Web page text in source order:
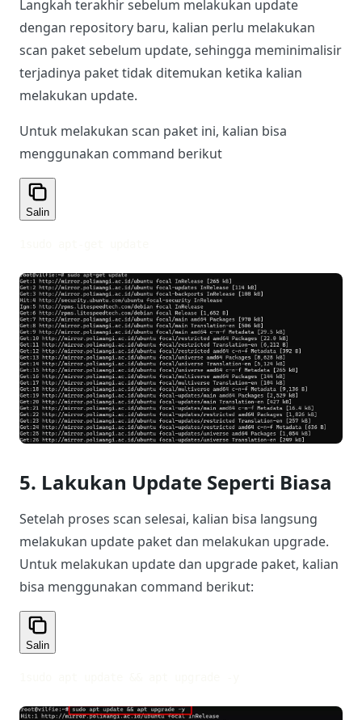
Langkah terakhir sebelum melakukan update
dengan repository baru, kalian perlu melakukan
scan paket sebelum update, sehingga meminimalisir
terjadinya paket tidak ditemukan ketika kalian
melakukan update.
Untuk melakukan scan paket ini, kalian bisa
menggunakan command berikut
Salin
5. Lakukan Update Seperti Biasa
Setelah proses scan selesai, kalian bisa langsung
melakukan update paket dan melakukan upgrade.
Untuk melakukan update dan upgrade paket, kalian
bisa menggunakan command berikut:
Salin